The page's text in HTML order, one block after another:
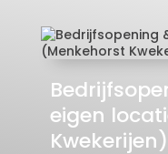
eigen
Kwekerijen)